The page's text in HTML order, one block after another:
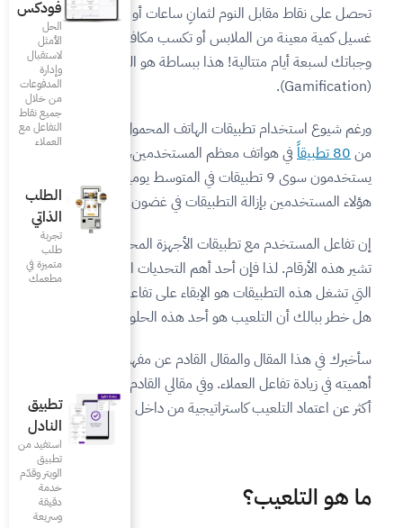
فودكس
الحل
الأمثل
لاستقبال
وإدارة
التفاعل مع
العملاء
الطلب
الذاتي
طلب
متميزة في
مطعمك‎
تطبيق
خدمة
دقيقة
ساعات أو يرتفع مستواك بعد
تكسب مكافآت لطهيك
هو التلعيب
المحمول حيث يوجد أكثر
لكنهم لا
56٪ من
أيام من تثبيتها.
المحمولة متذبذب كما
التحديات التي تواجه الشركات
على تفاعل المستخدم. لكن
هذه الحلول؟
عن مفهوم التلعيب ومدى
مقالي القادم سيتمحور الحديث
من داخل مطعم.